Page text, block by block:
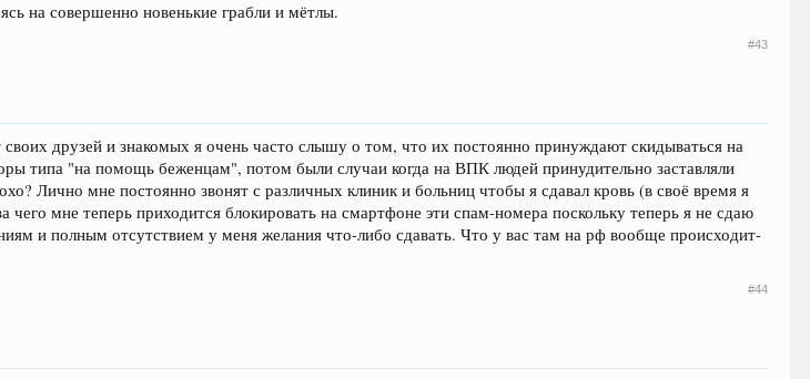
на совершенно новенькие грабли и мётлы.
#43
друзей и знакомых я очень часто слышу о том, что их постоянно принуждают скидываться на
типа "на помощь беженцам", потом были случаи когда на ВПК людей принудительно заставляли
Лично мне постоянно звонят с различных клиник и больниц чтобы я сдавал кровь (в своё время я
чего мне теперь приходится блокировать на смартфоне эти спам-номера поскольку теперь я не сдаю
и полным отсутствием у меня желания что-либо сдавать. Что у вас там на рф вообще происходит-
#44